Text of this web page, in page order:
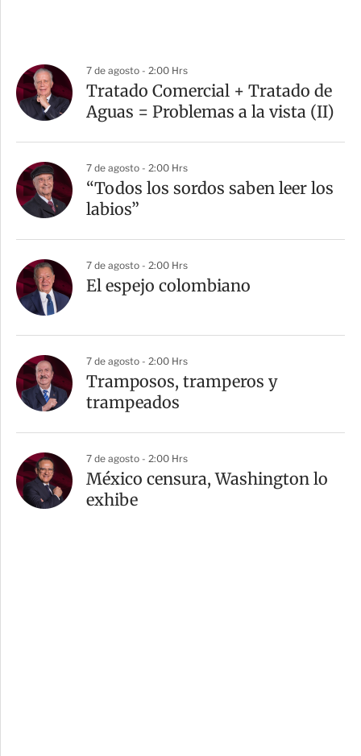
7 de agosto - 2:00 Hrs
Tratado Comercial + Tratado de
Aguas = Problemas a la vista (II)
7 de agosto - 2:00 Hrs
“Todos los sordos saben leer los
labios”
7 de agosto - 2:00 Hrs
El espejo colombiano
7 de agosto - 2:00 Hrs
Tramposos, tramperos y
trampeados
7 de agosto - 2:00 Hrs
México censura, Washington lo
exhibe